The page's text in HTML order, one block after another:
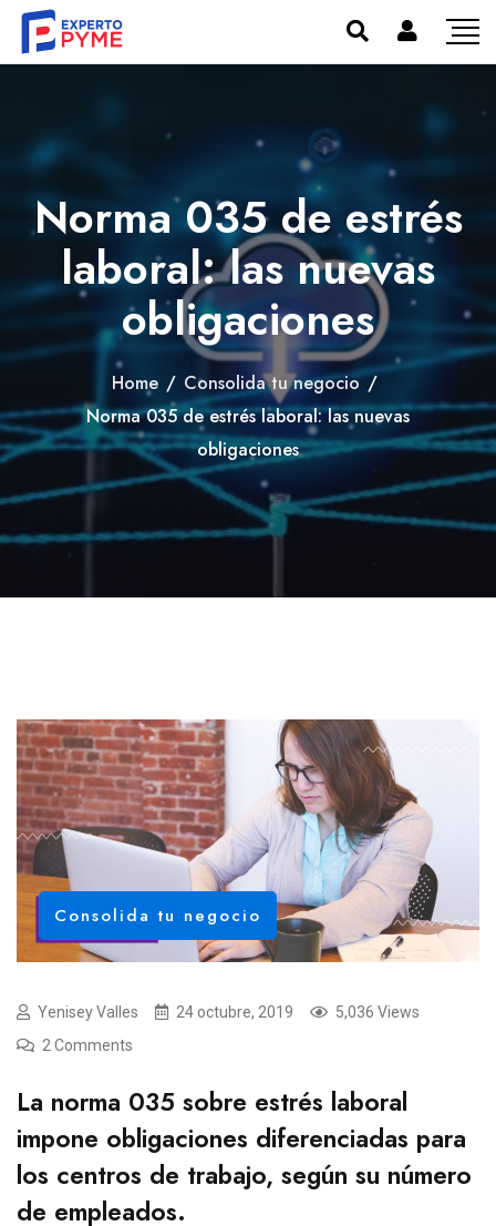
Norma 035 de estrés
laboral: las nuevas
obligaciones
Home / Consolida tu negocio /
Norma 035 de estrés laboral: las nuevas
obligaciones
Consolida tu negocio
Yenisey Valles 24 octubre, 2019
5,036 Views
2 Comments
La norma 035 sobre estrés laboral
impone obligaciones diferenciadas para
los centros de trabajo, según su número
de empleados.